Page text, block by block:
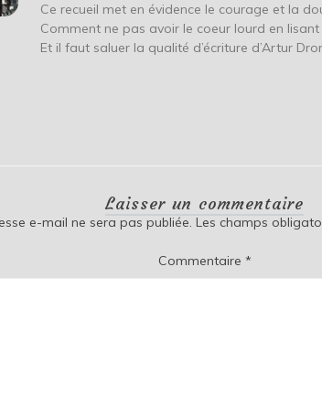
Ce recueil met en évidence le courage et la
Comment ne pas avoir le coeur lourd en
Et il faut saluer la qualité d’écriture d’Artur
Laisser un commentaire
e-mail ne sera pas publiée. Les champs
Commentaire *